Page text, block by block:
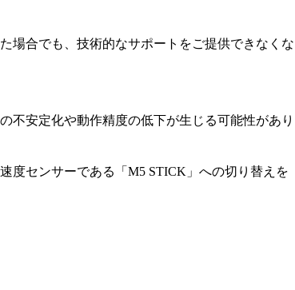
場合でも、技術的なサポートをご提供できなくな
不安定化や動作精度の低下が生じる可能性があり
度センサーである「M5 STICK」への切り替えを